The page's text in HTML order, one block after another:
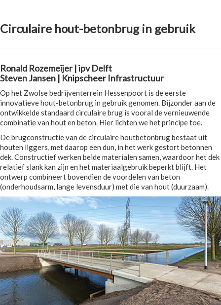
Circulaire hout-betonbrug in gebruik
Ronald Rozemeijer | ipv Delft
Steven Jansen | Knipscheer Infrastructuur
Op het Zwolse bedrijventerrein Hessenpoort is de eerste
innovatieve hout-betonbrug in gebruik genomen. Bijzonder aan de
ontwikkelde standaard circulaire brug is vooral de vernieuwende
combinatie van hout en beton. Hier lichten we het principe toe.
De brugconstructie van de circulaire houtbetonbrug bestaat uit
houten liggers, met daarop een dun, in het werk gestort betonnen
dek. Constructief werken beide materialen samen, waardoor het dek
relatief slank kan zijn en het materiaalgebruik beperkt blijft. Het
ontwerp combineert bovendien de voordelen van beton
(onderhoudsarm, lange levensduur) met die van hout (duurzaam).